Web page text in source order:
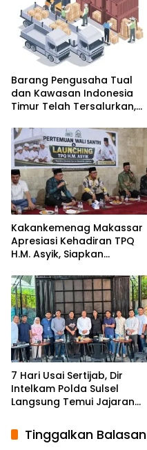
Barang Pengusaha Tual
dan Kawasan Indonesia
Timur Telah Tersalurkan,
Langkah Penyelesaian PT
Afid Logistik dan PT Tanto
Intim Line
Kakankemenag Makassar
Apresiasi Kehadiran TPQ
H.M. Asyik, Siapkan
Cegah Anak Miskin
Spiritualitas
7 Hari Usai Sertijab, Dir
Intelkam Polda Sulsel
Langsung Temui Jajaran
Tinggalkan Balasan